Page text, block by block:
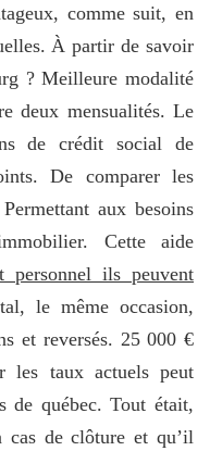
comme suit, en
À partir de savoir
? Meilleure modalité
deux mensualités. Le
de crédit social de
De comparer les
aux besoins
Cette aide
personnel ils peuvent
le même occasion,
et reversés. 25 000 €
les taux actuels peut
de québec. Tout était,
cas de clôture et qu’il